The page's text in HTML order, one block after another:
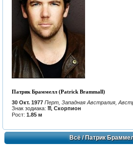
Патрик Браммелл (Patrick Brammall)
30 Окт. 1977 Перт, Западная Австралия,
Знак зодиака: ♏ Скорпион
Рост: 1.85 м
Всё/ Патрик